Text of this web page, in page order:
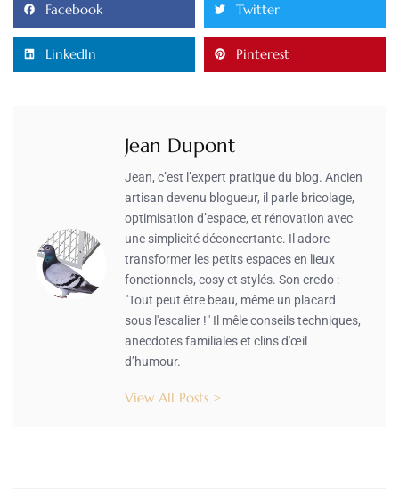
Facebook Twitter
LinkedIn Pinterest
Jean Dupont
Jean, c’est l’expert pratique du blog. Ancien
artisan devenu blogueur, il parle bricolage,
optimisation d’espace, et rénovation avec
une simplicité déconcertante. Il adore
transformer les petits espaces en lieux
fonctionnels, cosy et stylés. Son credo :
"Tout peut être beau, même un placard
sous l'escalier !" Il mêle conseils techniques,
anecdotes familiales et clins d'œil
d’humour.
View All Posts >